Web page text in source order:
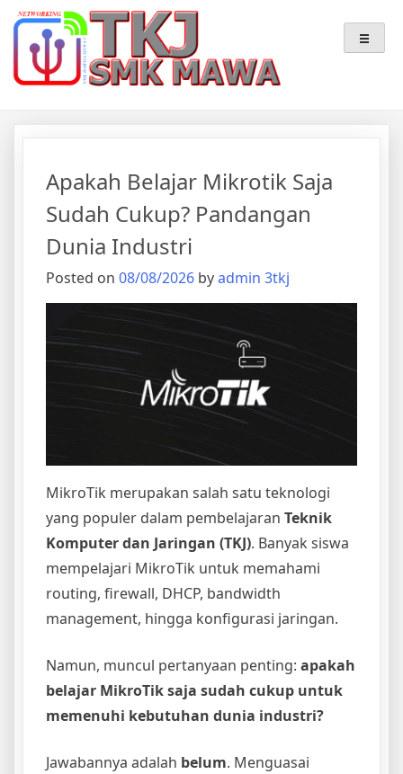
Skip
content
Teknik Komputer & Jaringan
TKJ – SMK MAWA
Apakah Belajar Mikrotik Saja
Sudah Cukup? Pandangan
Dunia Industri
Posted on 08/08/2026 byadmin 3tkj
MikroTik merupakan salah satu teknologi
yang populer dalam pembelajaran Teknik
Komputer dan Jaringan (TKJ). Banyak siswa
mempelajari MikroTik untuk memahami
routing, firewall, DHCP, bandwidth
management, hingga konfigurasi jaringan.
Namun, muncul pertanyaan penting: apakah
belajar MikroTik saja sudah cukup untuk
memenuhi kebutuhan dunia industri?
Jawabannya adalah belum. Menguasai